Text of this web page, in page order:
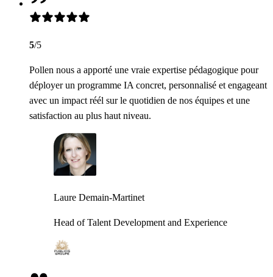
5/5
Pollen nous a apporté une vraie expertise pédagogique pour
déployer un programme IA concret, personnalisé et engageant
avec un impact réél sur le quotidien de nos équipes et une
satisfaction au plus haut niveau.
Laure Demain-Martinet
Head of Talent Development and Experience